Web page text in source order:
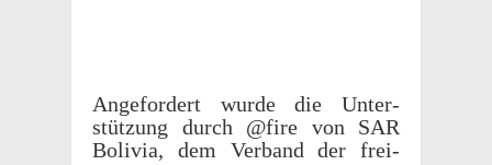
Ange­fordert wurde die Unter­
stützung durch @fire von SAR
Bolivia, dem Verband der frei­